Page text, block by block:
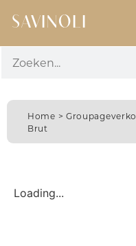
SAVINOLI
Home >
Brut
Loading...